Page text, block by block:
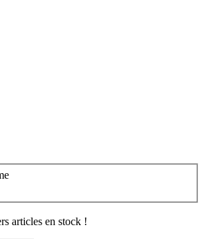
articles en stock !